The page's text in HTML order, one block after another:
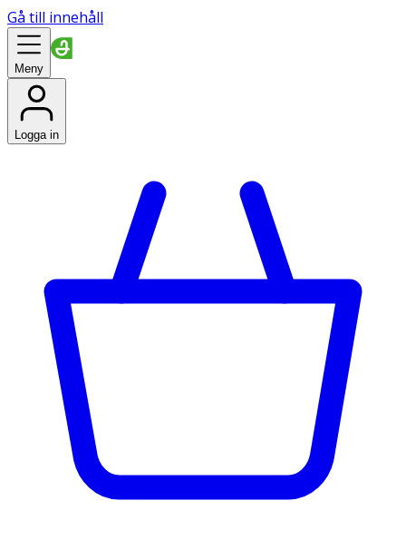
Gå till innehåll
Meny
Logga in